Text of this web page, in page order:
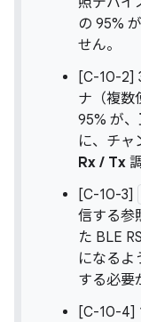
の 95%
せん。
[C-10-2]
ナ（複数
95% が
に、チャ
Rx / Tx
[C-10-3]
信する参
た BLE
になるよ
する必要
[C-10-4]